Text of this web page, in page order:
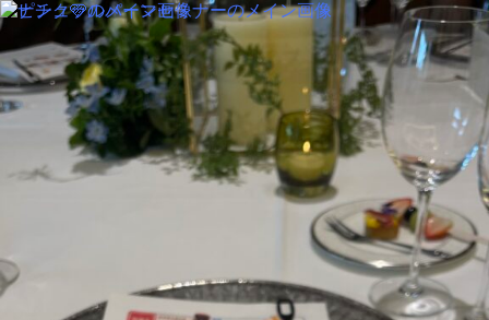
MENU
SALON INFORMATION
STAFF
GALLERY
KUCHIKOMI
MOVIE